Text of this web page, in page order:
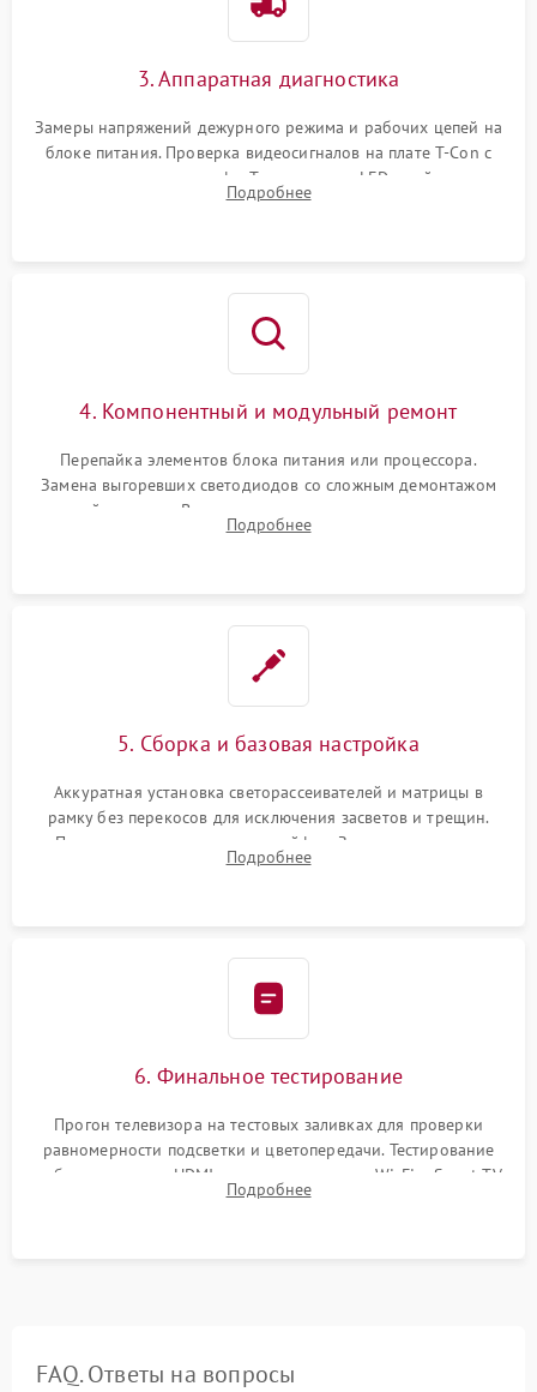
3. Аппаратная диагностика
Замеры напряжений дежурного режима и рабочих цепей на
блоке питания. Проверка видеосигналов на плате T-Con с
помощью осциллографа. Тестирование LED-драйвера и
светодиодных планок подсветки мультиметром.
Подробнее
4. Компонентный и модульный ремонт
Перепайка элементов блока питания или процессора.
Замена выгоревших светодиодов со сложным демонтажом
хрупкой матрицы. Восстановление поврежденных дорожек,
прошивка микросхем памяти EEPROM
Подробнее
5. Сборка и базовая настройка
Аккуратная установка светорассеивателей и матрицы в
рамку без перекосов для исключения засветов и трещин.
Подключение внутренних шлейфов. Закрытие корпуса.
Сброс настроек и обновление программного обеспечения.
Подробнее
6. Финальное тестирование
Прогон телевизора на тестовых заливках для проверки
равномерности подсветки и цветопередачи. Тестирование
работы разъемов HDMI, динамиков, модуля Wi-Fi и Smart TV
в рабочем режиме в течение нескольких часов.
Подробнее
FAQ. Ответы на вопросы